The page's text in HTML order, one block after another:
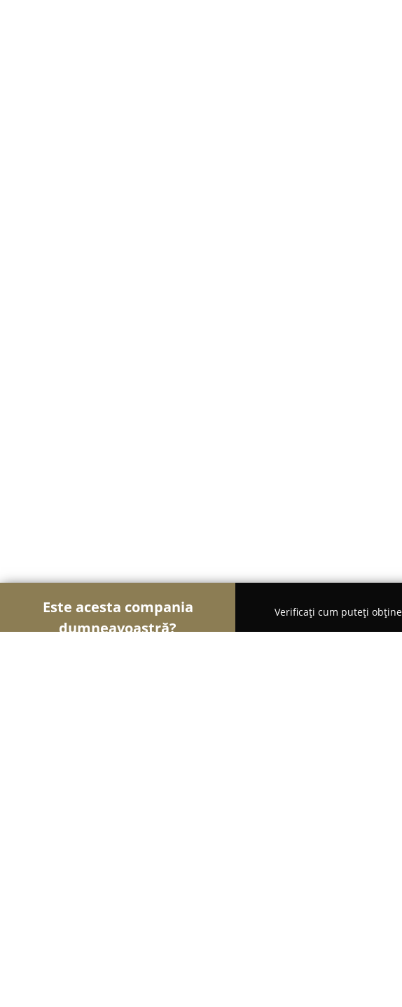
Este acesta compania
dumneavoastră?
Verificați cum puteți